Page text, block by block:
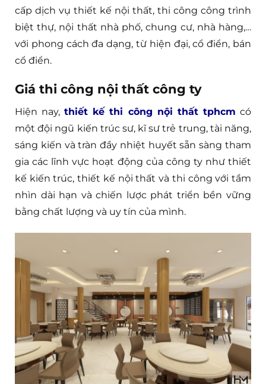
cấp dịch vụ thiết kế nội thất, thi công công trình
biệt thự, nội thất nhà phố, chung cư, nhà hàng,…
với phong cách đa dạng, từ hiện đại, cổ điển, bán
cổ điển.
Giá thi công nội thất công ty
Hiện nay,thiết kế thi công nội thất tphcm có
một đội ngũ kiến trúc sư, kĩ sư trẻ trung, tài năng,
sáng kiến và tràn đầy nhiệt huyết sẵn sàng tham
gia các lĩnh vực hoạt động của công ty như thiết
kế kiến trúc, thiết kế nội thất và thi công với tầm
nhìn dài hạn và chiến lược phát triển bền vững
bằng chất lượng và uy tín của mình.